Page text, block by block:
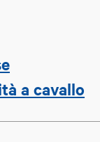
a cavallo